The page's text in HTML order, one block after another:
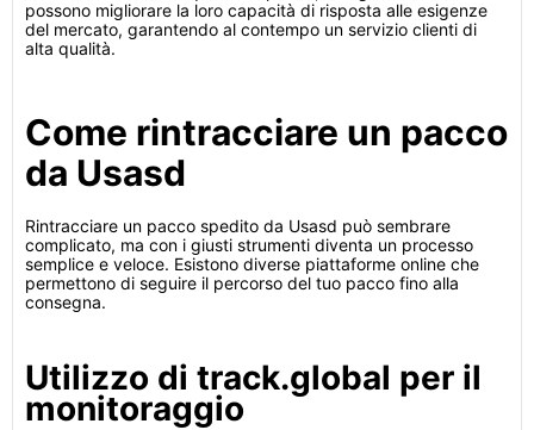
possono migliorare la loro capacità di risposta alle esigenze
del mercato, garantendo al contempo un servizio clienti di
alta qualità.
Come rintracciare un pacco
da Usasd
Rintracciare un pacco spedito da Usasd può sembrare
complicato, ma con i giusti strumenti diventa un processo
semplice e veloce. Esistono diverse piattaforme online che
permettono di seguire il percorso del tuo pacco fino alla
consegna.
Utilizzo di track.global per il
monitoraggio